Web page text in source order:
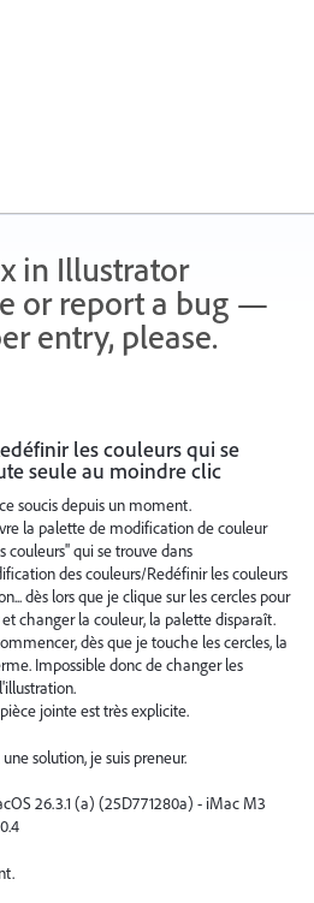
in Illustrator
or report a bug —
entry, please.
les couleurs qui se
seule au moindre clic
soucis depuis un moment.
la palette de modification de couleur
couleurs'' qui se trouve dans
des couleurs/Redéfinir les couleurs
dès lors que je clique sur les cercles pour
changer la couleur, la palette disparaît.
dès que je touche les cercles, la
Impossible donc de changer les
jointe est très explicite.
solution, je suis preneur.
26.3.1 (a) (25D771280a) - iMac M3